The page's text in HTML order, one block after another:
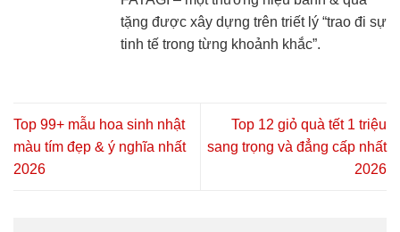
tặng được xây dựng trên triết lý “trao đi sự
tinh tế trong từng khoảnh khắc”.
Top 99+ mẫu hoa sinh nhật
màu tím đẹp & ý nghĩa nhất
2026
Top 12 giỏ quà tết 1 triệu
sang trọng và đẳng cấp nhất
2026